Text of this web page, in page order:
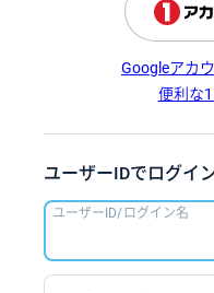
Googleアカ
便利な
ユーザーIDでログイ
ユーザーID/ログイン名